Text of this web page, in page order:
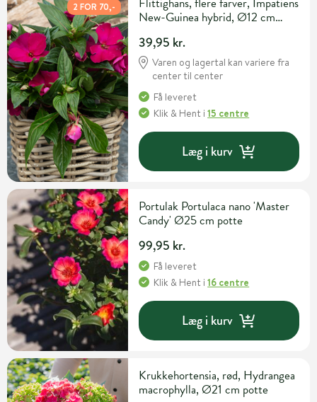
2 FOR 70,-
New-Guinea hybrid, Ø12 cm
39,95 kr.
Varen og lagertal kan variere fra
center til center
Få leveret
Klik & Hent i15 centre
Læg i kurv
Portulak Portulaca nano 'Master
Candy' Ø25 cm potte
99,95 kr.
Få leveret
Klik & Hent i16 centre
Læg i kurv
Krukkehortensia, rød, Hydrangea
macrophylla, Ø21 cm potte